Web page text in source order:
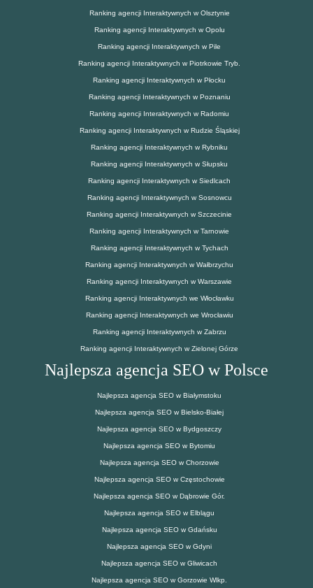
Ranking agencji Interaktywnych w Olsztynie
Ranking agencji Interaktywnych w Opolu
Ranking agencji Interaktywnych w Pile
Ranking agencji Interaktywnych w Piotrkowie Tryb.
Ranking agencji Interaktywnych w Płocku
Ranking agencji Interaktywnych w Poznaniu
Ranking agencji Interaktywnych w Radomiu
Ranking agencji Interaktywnych w Rudzie Śląskiej
Ranking agencji Interaktywnych w Rybniku
Ranking agencji Interaktywnych w Słupsku
Ranking agencji Interaktywnych w Siedlcach
Ranking agencji Interaktywnych w Sosnowcu
Ranking agencji Interaktywnych w Szczecinie
Ranking agencji Interaktywnych w Tarnowie
Ranking agencji Interaktywnych w Tychach
Ranking agencji Interaktywnych w Wałbrzychu
Ranking agencji Interaktywnych w Warszawie
Ranking agencji Interaktywnych we Włocławku
Ranking agencji Interaktywnych we Wrocławiu
Ranking agencji Interaktywnych w Zabrzu
Ranking agencji Interaktywnych w Zielonej Górze
Najlepsza agencja SEO w Polsce
Najlepsza agencja SEO w Białymstoku
Najlepsza agencja SEO w Bielsko-Białej
Najlepsza agencja SEO w Bydgoszczy
Najlepsza agencja SEO w Bytomiu
Najlepsza agencja SEO w Chorzowie
Najlepsza agencja SEO w Częstochowie
Najlepsza agencja SEO w Dąbrowie Gór.
Najlepsza agencja SEO w Elblągu
Najlepsza agencja SEO w Gdańsku
Najlepsza agencja SEO w Gdyni
Najlepsza agencja SEO w Gliwicach
Najlepsza agencja SEO w Gorzowie Wlkp.